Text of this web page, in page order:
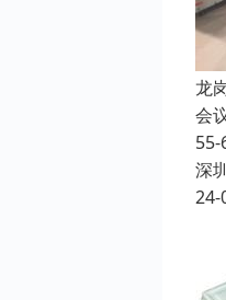
龙
会
深
24-